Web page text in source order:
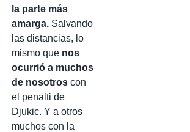
la parte más
amarga. Salvando
las distancias, lo
mismo que nos
ocurrió a muchos
de nosotros con
el penalti de
Djukic. Y a otros
muchos con la